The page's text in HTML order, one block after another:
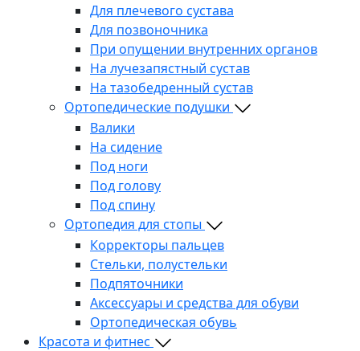
Для плечевого сустава
Для позвоночника
При опущении внутренних органов
На лучезапястный сустав
На тазобедренный сустав
Ортопедические подушки
Валики
На сидение
Под ноги
Под голову
Под спину
Ортопедия для стопы
Корректоры пальцев
Стельки, полустельки
Подпяточники
Аксессуары и средства для обуви
Ортопедическая обувь
Красота и фитнес